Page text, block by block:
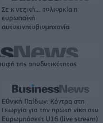
Σε κινεζική… πολιορκία η
ευρωπαϊκή
αυτοκινητοβιομηχανία
της αποδοτικότητας
Εθνική Παίδων: Κόντρα στη
Γεωργία για την πρώτη νίκη στο
Ευρωμπάσκετ U16 (live stream)